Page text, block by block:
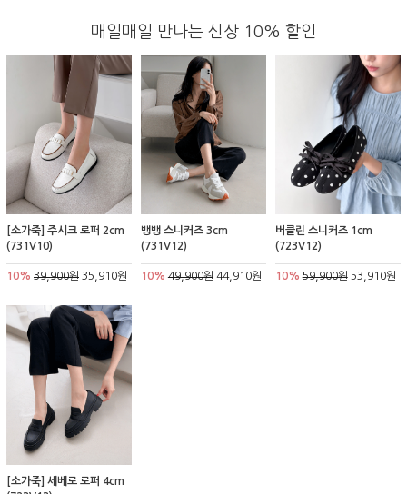
매일매일 만나는 신상 10% 할인
[소가죽] 주시크 로퍼 2cm
(731V10)
10% 39,900원 35,910원
뱅뱅 스니커즈 3cm
(731V12)
10% 49,900원44,910원
버클린 스니커즈 1cm
(723V12)
10% 59,900원53,910원
[소가죽] 세베로 로퍼 4cm